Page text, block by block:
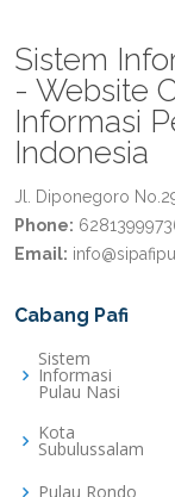
Sistem
- Website
Informasi
Indonesia
Jl. Diponegoro
Phone:
Email:
Cabang Pafi
Sistem
Informasi
Pulau Nasi
Kota
Subulussalam
Pulau Rondo